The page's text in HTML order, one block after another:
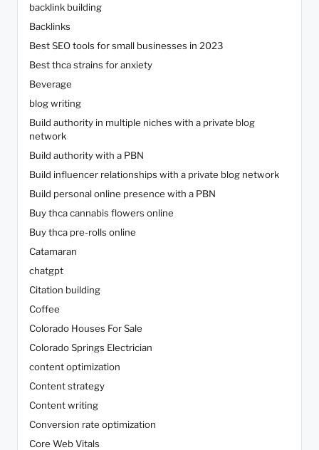
backlink building
Backlinks
Best SEO tools for small businesses in 2023
Best thca strains for anxiety
Beverage
blog writing
Build authority in multiple niches with a private blog
network
Build authority with a PBN
Build influencer relationships with a private blog network
Build personal online presence with a PBN
Buy thca cannabis flowers online
Buy thca pre-rolls online
Catamaran
chatgpt
Citation building
Coffee
Colorado Houses For Sale
Colorado Springs Electrician
content optimization
Content strategy
Content writing
Conversion rate optimization
Core Web Vitals